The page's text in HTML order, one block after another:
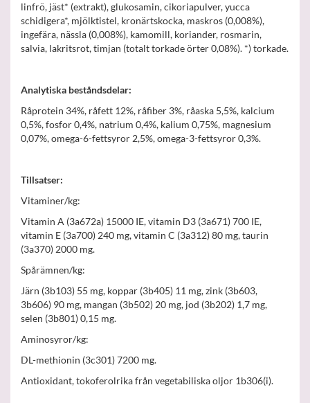
linfrö, jäst* (extrakt), glukosamin, cikoriapulver, yucca
schidigera*, mjölktistel, kronärtskocka, maskros (0,008%),
ingefära, nässla (0,008%), kamomill, koriander, rosmarin,
salvia, lakritsrot, timjan (totalt torkade örter 0,08%). *) torkade.
Analytiska beståndsdelar:
Råprotein 34%, råfett 12%, råfiber 3%, råaska 5,5%, kalcium
0,5%, fosfor 0,4%, natrium 0,4%, kalium 0,75%, magnesium
0,07%, omega-6-fettsyror 2,5%, omega-3-fettsyror 0,3%.
Tillsatser:
Vitaminer/kg:
Vitamin A (3a672a) 15000 IE, vitamin D3 (3a671) 700 IE,
vitamin E (3a700) 240 mg, vitamin C (3a312) 80 mg, taurin
(3a370) 2000 mg.
Spårämnen/kg:
Järn (3b103) 55 mg, koppar (3b405) 11 mg, zink (3b603,
3b606) 90 mg, mangan (3b502) 20 mg, jod (3b202) 1,7 mg,
selen (3b801) 0,15 mg.
Aminosyror/kg:
DL-methionin (3c301) 7200 mg.
Antioxidant, tokoferolrika från vegetabiliska oljor 1b306(i).